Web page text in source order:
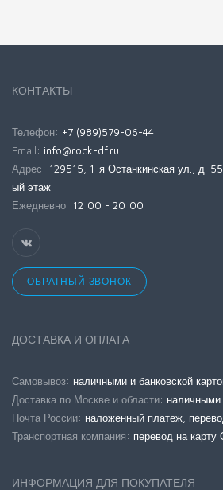
КОНТАКТЫ
Телефон: +7 (989)579-06-44
Email: info@rock-df.ru
Адрес: 129515, 1-я Останкинская ул., д.
ый этаж
Ежедневно: 12:00 - 20:00
ОБРАТНЫЙ ЗВОНОК
ДОСТАВКА И ОПЛАТА
Самовывоз: наличными и банковской
Доставка по Москве и области: наличными
Почта России: наложенный платеж,
Транспортная компания: перевод на карту
ИНФОРМАЦИЯ ДЛЯ ПОКУПАТЕЛЯ